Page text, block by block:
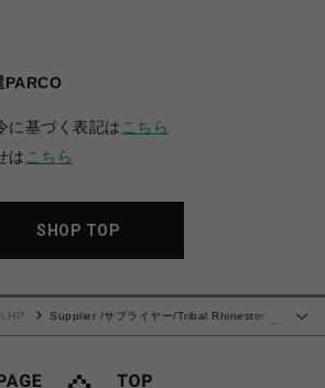
PARCO
に基づく表記は こちら
は こちら
SHOP TOP
…
LHP
Supplier /サプライヤー/Tribal Rhinestone